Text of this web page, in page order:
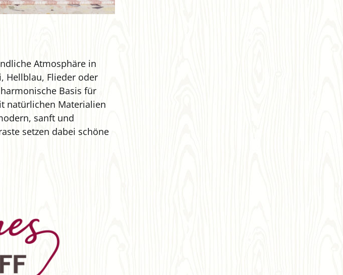
Atmosphäre in
Hellblau, Flieder oder
Basis für
natürlichen Materialien
sanft und
setzen dabei schöne